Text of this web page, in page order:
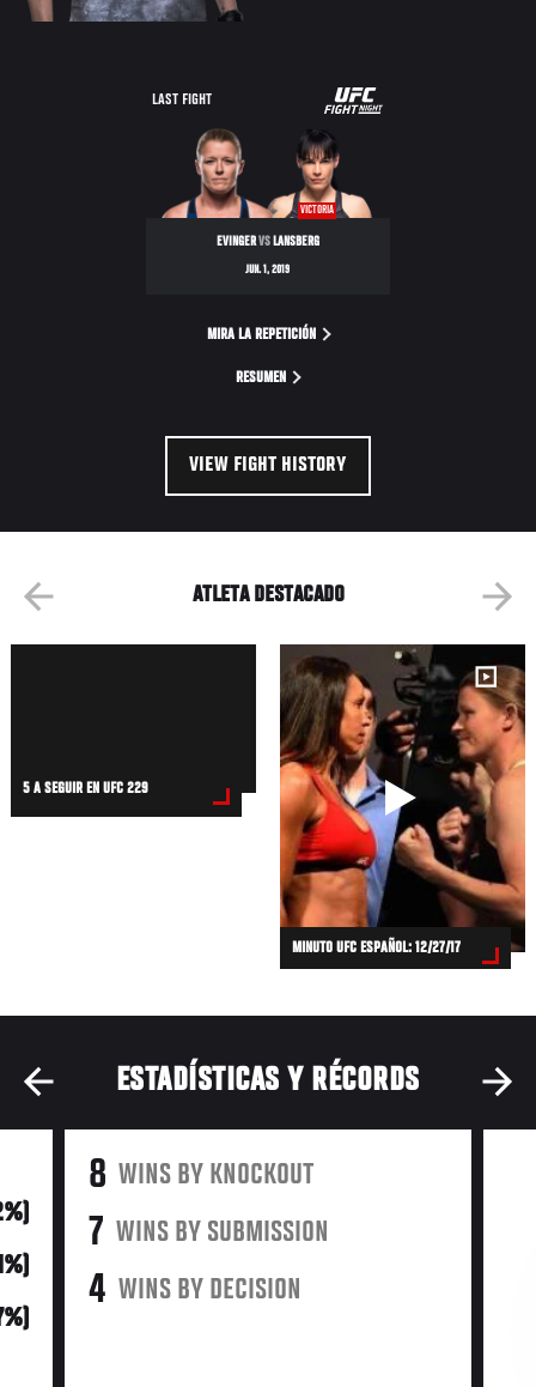
LAST FIGHT
UFC
FIGHT
NIGHT
VICTORIA
EVINGERVSLANSBERG
JUN. 1, 2019
MIRA LA REPETICIÓN
RESUMEN
VIEW FIGHT HISTORY
ATLETA DESTACADO
5 A SEGUIR EN UFC 229
MINUTO UFC ESPAÑOL: 12/27/17
ESTADÍSTICAS Y RÉCORDS
8 WINS BY KNOCKOUT
7 WINS BY SUBMISSION
4 WINS BY DECISION